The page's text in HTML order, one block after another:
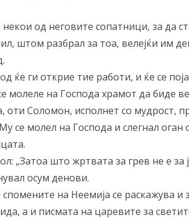
од неговите сопатници, за да
штом разбрал за тоа, велејќи им
ќе ги открие тие работи, и ќе се
молеле на Господа храмот да биде
оти Соломон, исполнет со
се молел на Господа и слегнал
„Затоа што жртвата за грев не е за
осум денови.
на Неемија се раскажува
а и писмата на царевите за